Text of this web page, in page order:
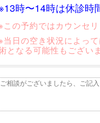
時〜14時は休診時
この予約ではカウンセ
当日の空き状況によっ
となる可能性もござい